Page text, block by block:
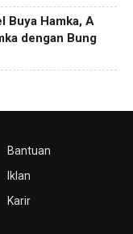
Buya Hamka, A
dengan Bung
Bantuan
Iklan
Karir